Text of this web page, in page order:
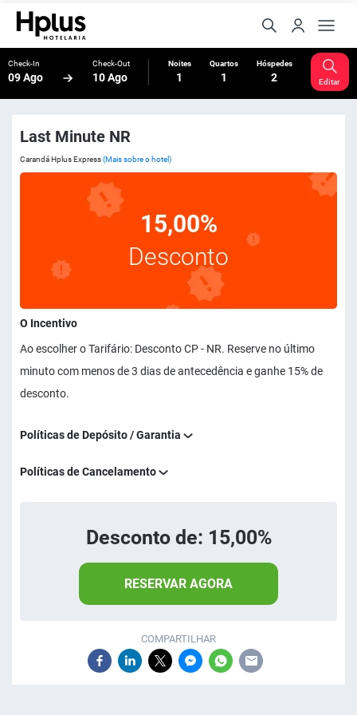
Check-In
09 Ago
Check-Out
10 Ago
Noites
1
Quartos
1
Hóspedes
2 Editar
Last Minute NR
Carandá Hplus Express(Mais sobre o hotel)
15,00%
Desconto
O Incentivo
Ao escolher o Tarifário: Desconto CP - NR. Reserve no último
minuto com menos de 3 dias de antecedência e ganhe 15% de
desconto.
Políticas de Depósito / Garantia
Políticas de Cancelamento
Desconto de: 15,00%
RESERVAR AGORA
COMPARTILHAR